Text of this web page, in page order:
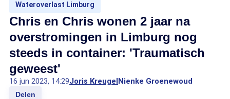
Wateroverlast Limburg
Chris en Chris wonen 2 jaar na
overstromingen in Limburg nog
steeds in container: 'Traumatisch
geweest'
16 jun 2023, 14:29Joris KreugelNienke Groenewoud
Delen